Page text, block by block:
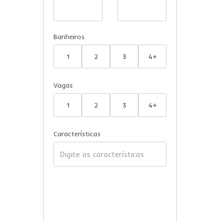
Banheiros
1 2 3 4+
Vagas
1 2 3 4+
Características